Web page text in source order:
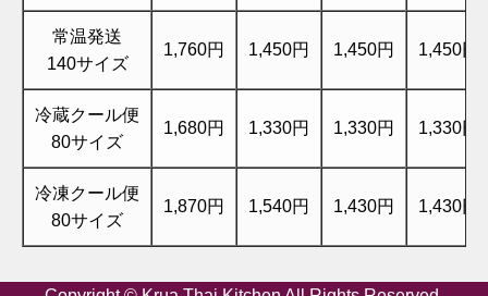
常温発送
140サイズ
1,760円 1,450円 1,450円 1,450円
冷蔵クール便
80サイズ
1,680円 1,330円 1,330円 1,330円
冷凍クール便
80サイズ
1,870円 1,540円 1,430円 1,430円